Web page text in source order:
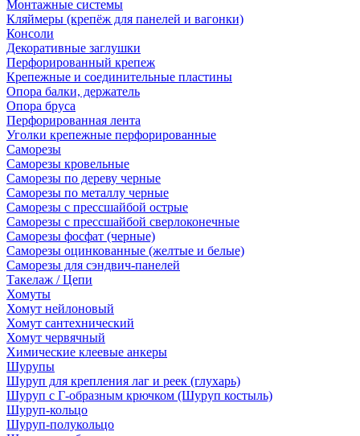
Монтажные системы
Кляймеры (крепёж для панелей и вагонки)
Консоли
Декоративные заглушки
Перфорированный крепеж
Крепежные и соединительные пластины
Опора балки, держатель
Опора бруса
Перфорированная лента
Уголки крепежные перфорированные
Саморезы
Саморезы кровельные
Саморезы по дереву черные
Саморезы по металлу черные
Саморезы с прессшайбой острые
Саморезы с прессшайбой сверлоконечные
Саморезы фосфат (черные)
Саморезы оцинкованные (желтые и белые)
Саморезы для сэндвич-панелей
Такелаж / Цепи
Хомуты
Хомут нейлоновый
Хомут сантехнический
Хомут червячный
Химические клеевые анкеры
Шурупы
Шуруп для крепления лаг и реек (глухарь)
Шуруп с Г-образным крючком (Шуруп костыль)
Шуруп-кольцо
Шуруп-полукольцо